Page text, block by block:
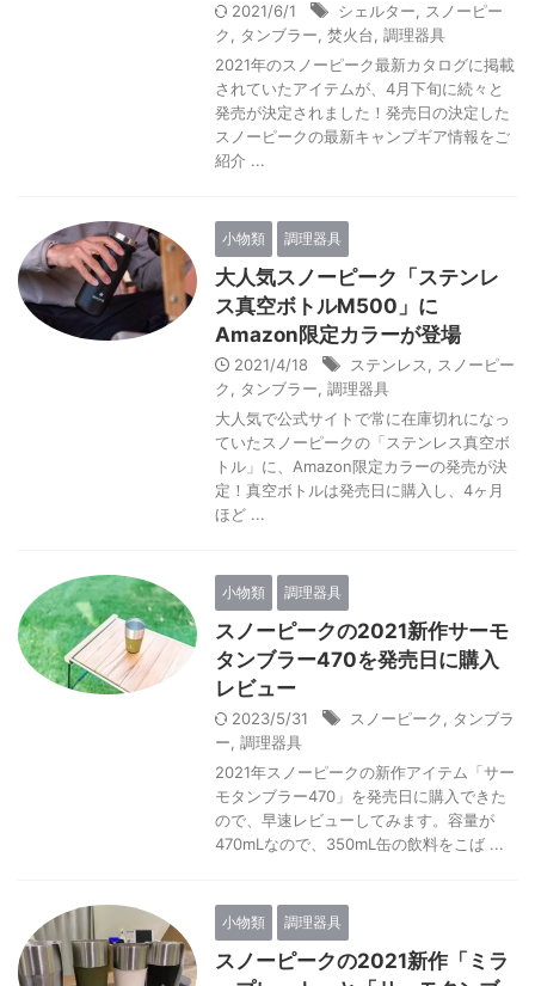
2021/6/1 シェルター
スノーピー
ク
タンブラー 焚火台 調理器具
2021年のスノーピーク最新カタログに掲載
されていたアイテムが、4月下旬に続々と
発売が決定されました！発売日の決定した
スノーピークの最新キャンプギア情報をご
紹介 ...
小物類 調理器具
大人気スノーピーク「ステンレ
ス真空ボトルM500」に
Amazon限定カラーが登場
2021/4/18 ステンレス
スノーピー
ク
タンブラー 調理器具
大人気で公式サイトで常に在庫切れになっ
ていたスノーピークの「ステンレス真空ボ
トル」に、Amazon限定カラーの発売が決
定！真空ボトルは発売日に購入し、4ヶ月
ほど ...
小物類 調理器具
スノーピークの2021新作サーモ
タンブラー470を発売日に購入
レビュー
2023/5/31 スノーピーク
タンブラ
ー 調理器具
2021年スノーピークの新作アイテム「サー
モタンブラー470」を発売日に購入できた
ので、早速レビューしてみます。容量が
470mLなので、350mL缶の飲料をこば ...
小物類 調理器具
スノーピークの2021新作「ミラ